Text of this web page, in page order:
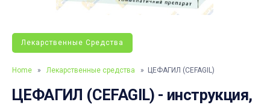
Лекарственные Средства
Home » Лекарственные средства » ЦЕФАГИЛ (CEFAGIL)
ЦЕФАГИЛ (CEFAGIL) - инструкция,